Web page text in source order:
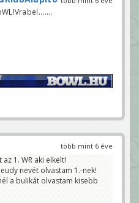
több mint 6 éve
1. WR aki elkelt!
nevét olvastam 1.-nek!
a bulikát olvastam kisebb